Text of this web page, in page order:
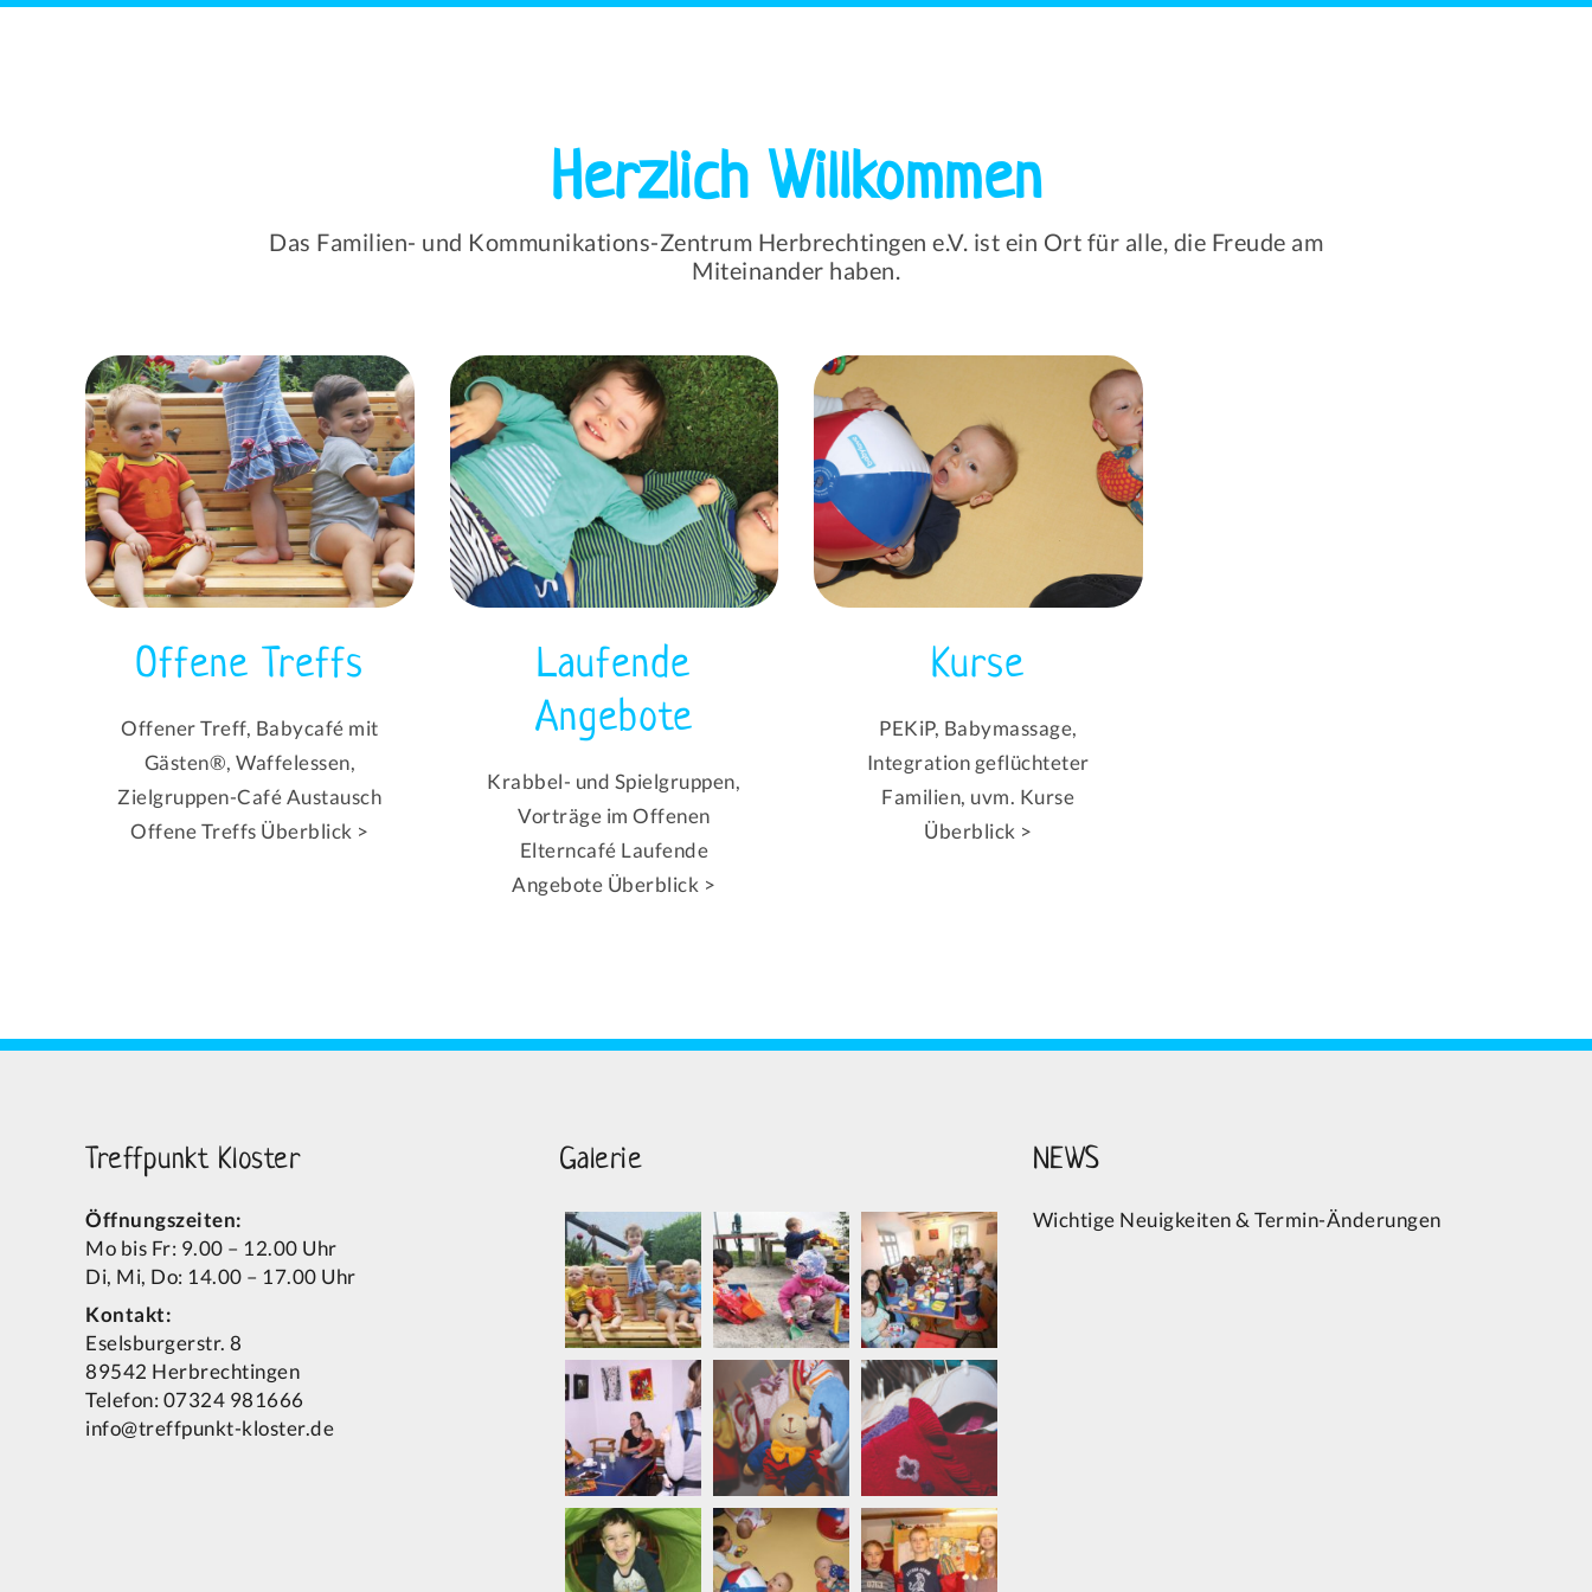
Herzlich Willkommen
Das Familien- und Kommunikations-Zentrum Herbrechtingen e.V. ist ein Ort für alle, die Freude am
Miteinander haben.
Offene Treffs
Offener Treff, Babycafé mit
Gästen®, Waffelessen,
Zielgruppen-Café Austausch
Offene Treffs Überblick >
Laufende
Angebote
Krabbel- und Spielgruppen,
Vorträge im Offenen
Elterncafé Laufende
Angebote Überblick >
Kurse
PEKiP, Babymassage,
Integration geflüchteter
Familien, uvm. Kurse
Überblick >
Treffpunkt Kloster
Öffnungszeiten:
Mo bis Fr: 9.00 – 12.00 Uhr
Di, Mi, Do: 14.00 – 17.00 Uhr
Kontakt:
Eselsburgerstr. 8
89542 Herbrechtingen
Telefon: 07324 981666
info@treffpunkt-kloster.de
Galerie NEWS
Wichtige Neuigkeiten & Termin-Änderungen